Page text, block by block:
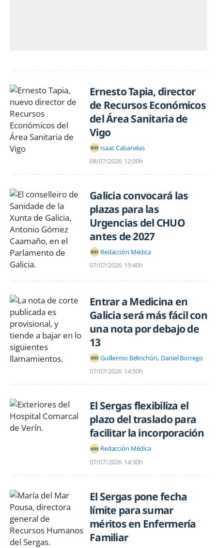
Ernesto Tapia, director
de Recursos Económicos
del Área Sanitaria de
Vigo
Isaac Cabanelas
08/07/2026 12:00h
Galicia convocará las
plazas para las
Urgencias del CHUO
antes de 2027
Redacción Médica
07/07/2026 15:40h
Entrar a Medicina en
Galicia será más fácil con
una nota por debajo de
13
Guillermo Belinchón Daniel Borrego
07/07/2026 14:50h
El Sergas flexibiliza el
plazo del traslado para
facilitar la incorporación
Redacción Médica
07/07/2026 14:30h
El Sergas pone fecha
límite para sumar
méritos en Enfermería
Familiar